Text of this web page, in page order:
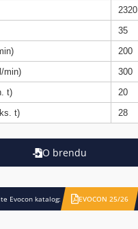
O brendu
2320
35
200
min)
300
t)
20
t)
28
Evocon katalog: EVOCON 25/26